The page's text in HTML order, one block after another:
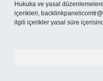
Hukuka ve yasal
içerikleri,
ilgili içerikler yasal süre